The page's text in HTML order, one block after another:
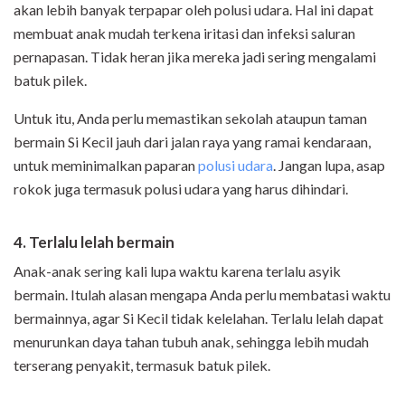
akan lebih banyak terpapar oleh polusi udara. Hal ini dapat
membuat anak mudah terkena iritasi dan infeksi saluran
pernapasan. Tidak heran jika mereka jadi sering mengalami
batuk pilek.
Untuk itu, Anda perlu memastikan sekolah ataupun taman
bermain Si Kecil jauh dari jalan raya yang ramai kendaraan,
untuk meminimalkan paparanpolusi udara. Jangan lupa, asap
rokok juga termasuk polusi udara yang harus dihindari.
4. Terlalu lelah bermain
Anak-anak sering kali lupa waktu karena terlalu asyik
bermain. Itulah alasan mengapa Anda perlu membatasi waktu
bermainnya, agar Si Kecil tidak kelelahan. Terlalu lelah dapat
menurunkan daya tahan tubuh anak, sehingga lebih mudah
terserang penyakit, termasuk batuk pilek.